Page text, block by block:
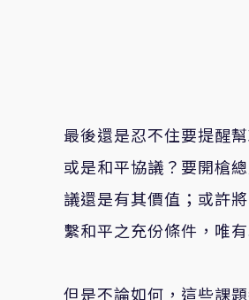
最後還是忍不住要提醒
或是和平協議？要開槍
議還是有其價值；或許
繫和平之充份條件，唯
但是不論如何，這些課